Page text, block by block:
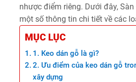
nhược điểm riêng. Dưới đây,
một số thông tin chi tiết về các
MỤC LỤC
1. Keo dán gỗ là gì?
2. Ưu điểm của keo dán gỗ
xây dựng